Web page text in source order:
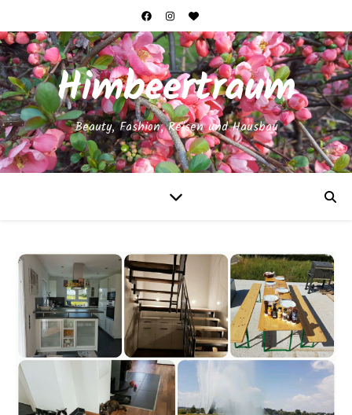
Himbeertraum
Beauty, Fashion, Reisen und Hausbau